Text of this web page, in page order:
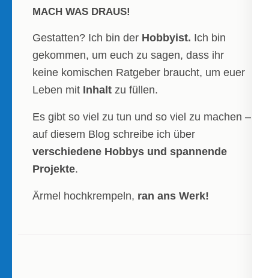
MACH WAS DRAUS!
Gestatten? Ich bin der Hobbyist. Ich bin
gekommen, um euch zu sagen, dass ihr
keine komischen Ratgeber braucht, um euer
Leben mit Inhalt zu füllen.
Es gibt so viel zu tun und so viel zu machen –
auf diesem Blog schreibe ich über
verschiedene Hobbys und spannende
Projekte.
Ärmel hochkrempeln, ran ans Werk!